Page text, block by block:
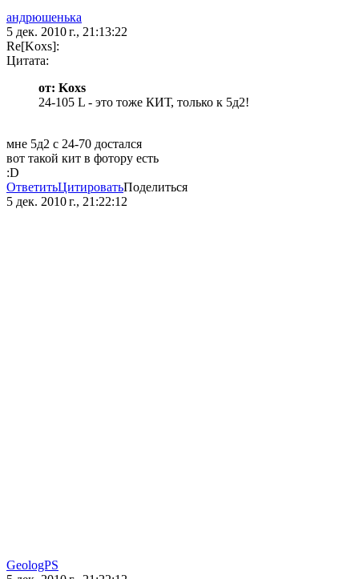
андрюшенька
5 дек. 2010 г., 21:13:22
Re[Koxs]:
Цитата:
от: Koxs
24-105 L - это тоже КИТ, только к 5д2!
мне 5д2 с 24-70 достался
вот такой кит в фотору есть
:D
ОтветитьЦитироватьПоделиться
5 дек. 2010 г., 21:22:12
GeologPS